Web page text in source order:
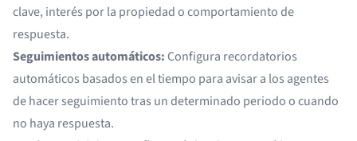
clave, interés por la propiedad o comportamiento de
respuesta.
Seguimientos automáticos: Configura recordatorios
automáticos basados en el tiempo para avisar a los agentes
de hacer seguimiento tras un determinado periodo o cuando
no haya respuesta.